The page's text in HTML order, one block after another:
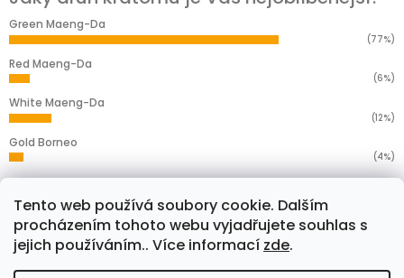
Tento web používá soubory cookie. Dalším
procházením tohoto webu vyjadřujete souhlas s
jejich používáním.. Více informací zde.
Green Maeng-Da
(77%)
Red Maeng-Da
(6%)
White Maeng-Da
(12%)
Gold Borneo
(4%)
Yellow Borneo
Počet hlasů:276
Facebook